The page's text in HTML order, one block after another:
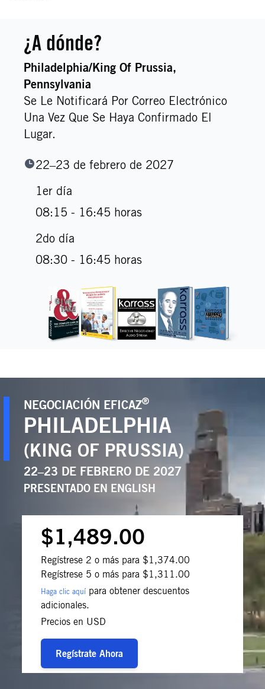
¿A dónde?
Philadelphia/king Of Prussia,
Pennsylvania
Se Le Notificará Por Correo Electrónico
Una Vez Que Se Haya Confirmado El
Lugar.
22–23 de febrero de 2027
1er día
08:15 - 16:45 horas
2do día
08:30 - 16:45 horas
NEGOCIACIÓN EFICAZ®
PHILADELPHIA
(KING OF PRUSSIA)
22–23 DE FEBRERO DE 2027
PRESENTADO EN ENGLISH
$1,489.00
Regístrese 2 o más para $1,374.00
Regístrese 5 o más para $1,311.00
Haga clic aquí para obtener descuentos
adicionales.
Precios en USD
Regístrate Ahora